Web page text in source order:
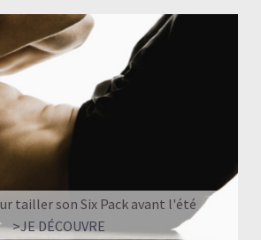
tailler son Six Pack avant l'été
>JE DÉCOUVRE